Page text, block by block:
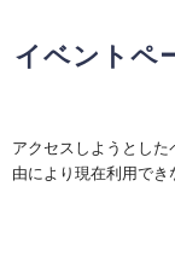
イベントペ
アクセスしようとし
由により現在利用で